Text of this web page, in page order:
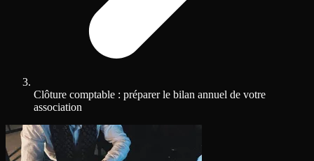
Clôture comptable : préparer le bilan annuel de votre
association